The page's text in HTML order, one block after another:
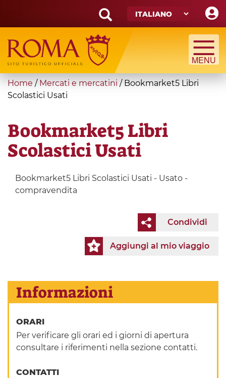
main
content
Search
form
Cerca
You
are
Home / Mercati e mercatini / Bookmarket5 Libri
Scolastici Usati
Bookmarket5 Libri
Scolastici Usati
Bookmarket5 Libri Scolastici Usati - Usato -
compravendita
Condividi
Aggiungi al mio viaggio
Informazioni
ORARI
Per verificare gli orari ed i giorni di apertura
consultare i riferimenti nella sezione contatti.
CONTATTI